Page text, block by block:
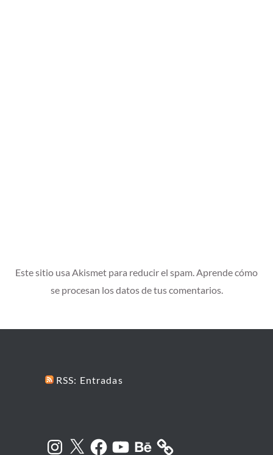
Este sitio usa Akismet para reducir el spam.Aprende cómo
se procesan los datos de tus comentarios.
RSS: Entradas
Instagram
X Facebook
YouTubeBehance